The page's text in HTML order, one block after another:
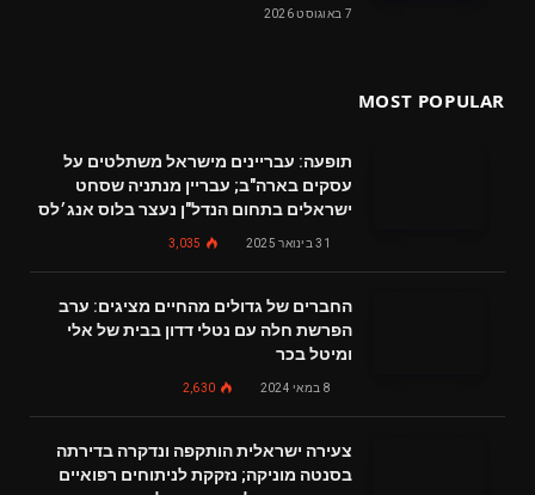
7 באוגוסט 2026
MOST POPULAR
תופעה: עבריינים מישראל משתלטים על
עסקים בארה"ב; עבריין מנתניה שסחט
ישראלים בתחום הנדל"ן נעצר בלוס אנג׳לס
31 בינואר 2025 3,035
החברים של גדולים מהחיים מציגים: ערב
הפרשת חלה עם נטלי דדון בבית של אלי
ומיטל בכר
8 במאי 2024 2,630
צעירה ישראלית הותקפה ונדקרה בדירתה
בסנטה מוניקה; נזקקת לניתוחים רפואיים